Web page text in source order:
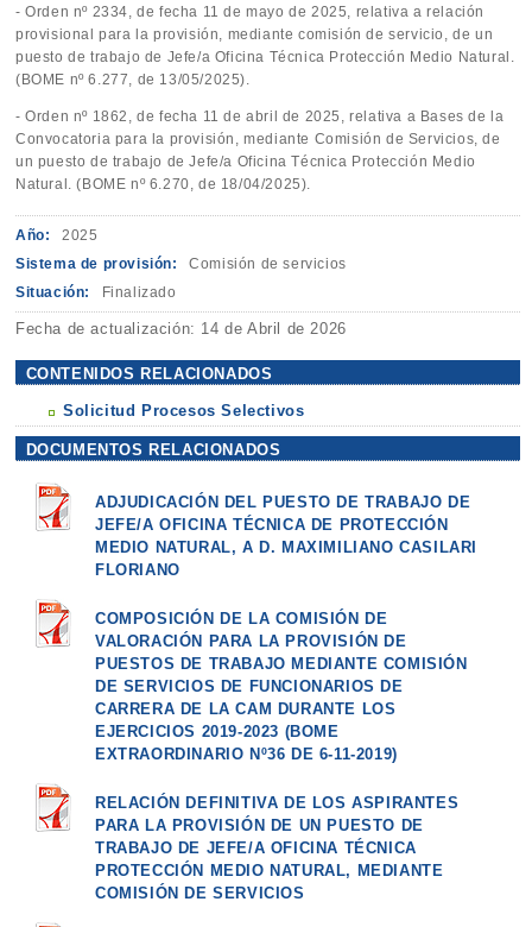
- Orden nº 2334, de fecha 11 de mayo de 2025, relativa a relación
provisional para la provisión, mediante comisión de servicio, de un
puesto de trabajo de Jefe/a Oficina Técnica Protección Medio Natural.
(BOME nº 6.277, de 13/05/2025).
- Orden nº 1862, de fecha 11 de abril de 2025, relativa a Bases de la
Convocatoria para la provisión, mediante Comisión de Servicios, de
un puesto de trabajo de Jefe/a Oficina Técnica Protección Medio
Natural. (BOME nº 6.270, de 18/04/2025).
Año:
2025
Sistema de provisión:
Comisión de servicios
Situación:
Finalizado
Fecha de actualización: 14 de Abril de 2026
CONTENIDOS RELACIONADOS
Solicitud Procesos Selectivos
DOCUMENTOS RELACIONADOS
ADJUDICACIÓN DEL PUESTO DE TRABAJO DE
JEFE/A OFICINA TÉCNICA DE PROTECCIÓN
MEDIO NATURAL, A D. MAXIMILIANO CASILARI
FLORIANO
COMPOSICIÓN DE LA COMISIÓN DE
VALORACIÓN PARA LA PROVISIÓN DE
PUESTOS DE TRABAJO MEDIANTE COMISIÓN
DE SERVICIOS DE FUNCIONARIOS DE
CARRERA DE LA CAM DURANTE LOS
EJERCICIOS 2019-2023 (BOME
EXTRAORDINARIO Nº36 DE 6-11-2019)
RELACIÓN DEFINITIVA DE LOS ASPIRANTES
PARA LA PROVISIÓN DE UN PUESTO DE
TRABAJO DE JEFE/A OFICINA TÉCNICA
PROTECCIÓN MEDIO NATURAL, MEDIANTE
COMISIÓN DE SERVICIOS